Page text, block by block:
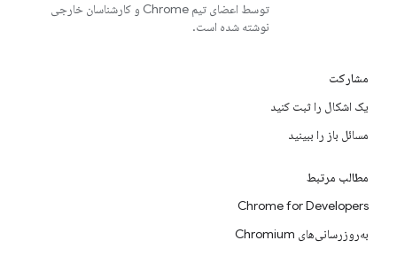
توسط اعضای تیم Chrome و کارشناسان خارجی
نوشته شده است.
مشارکت
یک اشکال را ثبت کنید
مسائل باز را ببینید
مطالب مرتبط
Chrome for Developers
به‌روزرسانی‌های Chromium